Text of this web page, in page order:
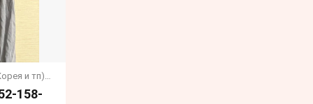
Одежда из стран Азии (Китай, Корея и тп) (Девочкам)
158-